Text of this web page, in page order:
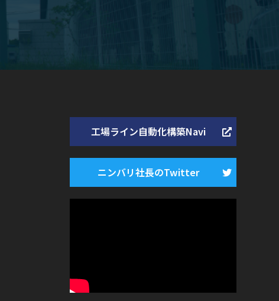
工場ライン自動化構築Navi
ニンバリ社長のTwitter